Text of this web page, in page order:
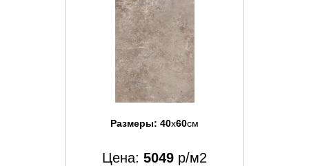
Размеры: 40x60см
Цена: 5049 р/м2